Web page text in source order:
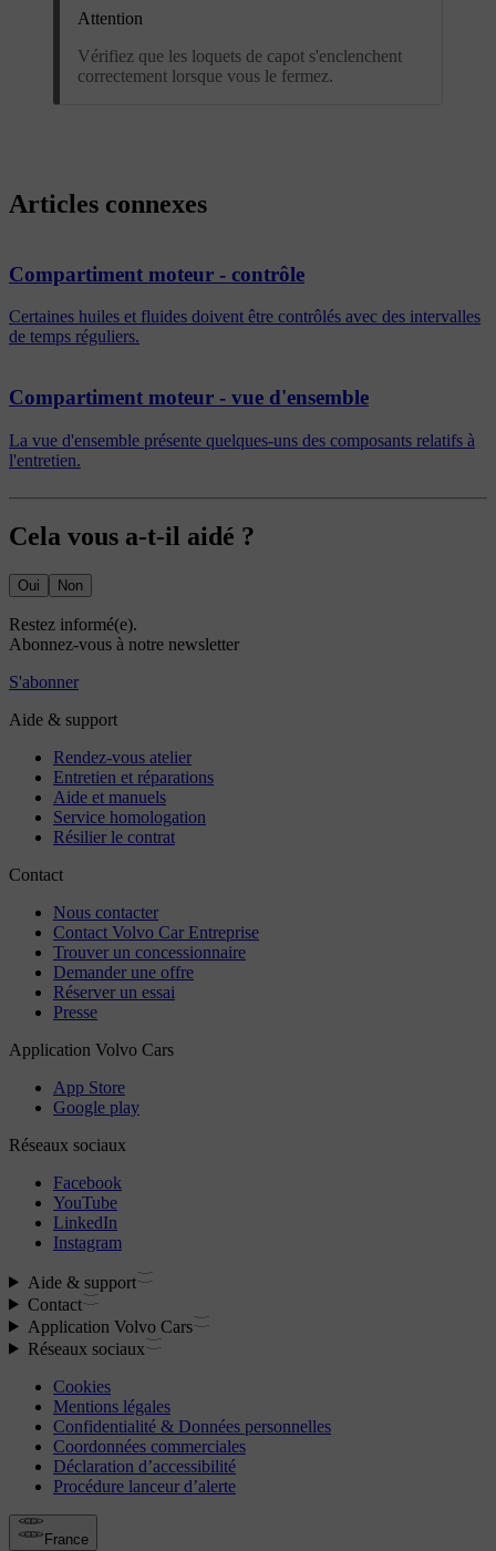
Attention
Vérifiez que les loquets de capot s'enclenchent
correctement lorsque vous le fermez.
Articles connexes
Compartiment moteur - contrôle
Certaines huiles et fluides doivent être contrôlés avec des intervalles
de temps réguliers.
Compartiment moteur - vue d'ensemble
La vue d'ensemble présente quelques-uns des composants relatifs à
l'entretien.
Cela vous a-t-il aidé ?
Oui Non